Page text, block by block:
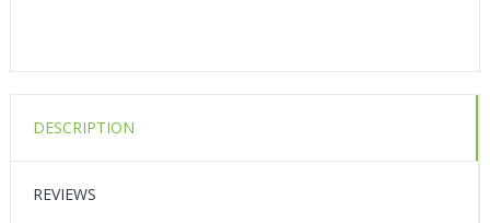
DESCRIPTION
REVIEWS